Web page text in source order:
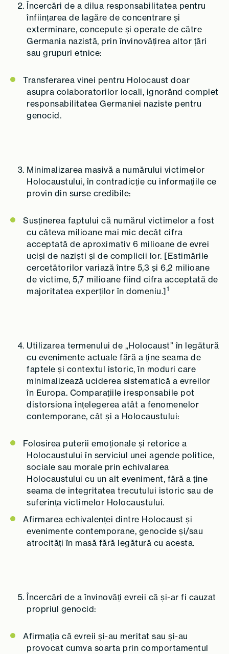
Încercări de a dilua responsabilitatea pentru
înființarea de lagăre de concentrare și
exterminare, concepute și operate de către
Germania nazistă, prin învinovățirea altor țări
sau grupuri etnice:
Transferarea vinei pentru Holocaust doar
asupra colaboratorilor locali, ignorând complet
responsabilitatea Germaniei naziste pentru
genocid.
Minimalizarea masivă a numărului victimelor
Holocaustului, în contradicție cu informațiile ce
provin din surse credibile:
Susținerea faptului că numărul victimelor a fost
cu câteva milioane mai mic decât cifra
acceptată de aproximativ 6 milioane de evrei
uciși de naziști și de complicii lor. [Estimările
cercetătorilor variază între 5,3 și 6,2 milioane
de victime, 5,7 milioane fiind cifra acceptată de
majoritatea experților în domeniu.]1
Utilizarea termenului de „Holocaust” în legătură
cu evenimente actuale fără a ține seama de
faptele și contextul istoric, în moduri care
minimalizează uciderea sistematică a evreilor
în Europa. Comparațiile iresponsabile pot
distorsiona înțelegerea atât a fenomenelor
contemporane, cât și a Holocaustului:
Folosirea puterii emoționale și retorice a
Holocaustului în serviciul unei agende politice,
sociale sau morale prin echivalarea
Holocaustului cu un alt eveniment, fără a ține
seama de integritatea trecutului istoric sau de
suferința victimelor Holocaustului.
Afirmarea echivalenței dintre Holocaust și
evenimente contemporane, genocide și/sau
atrocități în masă fără legătură cu acesta.
Încercări de a învinovăți evreii că și-ar fi cauzat
propriul genocid:
Afirmația că evreii și-au meritat sau și-au
provocat cumva soarta prin comportamentul